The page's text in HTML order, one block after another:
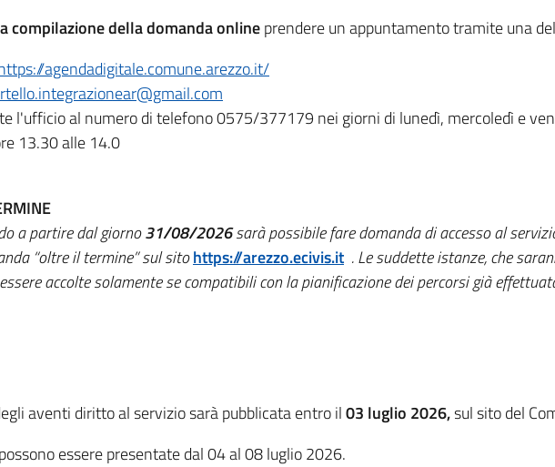
compilazione della domanda onlineprendere un appuntamento tramite una
agendadigitale.comune.arezzo.it/
l'ufficio al numero di telefono 0575/377179 nei giorni di lunedì, mercoledì e
13.30 alle 14.0
a partire dal giorno31/08/2026sarà possibile fare domanda di accesso al
“oltre il termine” sul sitohttps://arezzo.ecivis.it . Le suddette istanze, che
accolte solamente se compatibili con la pianificazione dei percorsi già
aventi diritto al servizio sarà pubblicata entro il03 luglio 2026,sul sito del
essere presentate dal 04 al 08 luglio 2026.